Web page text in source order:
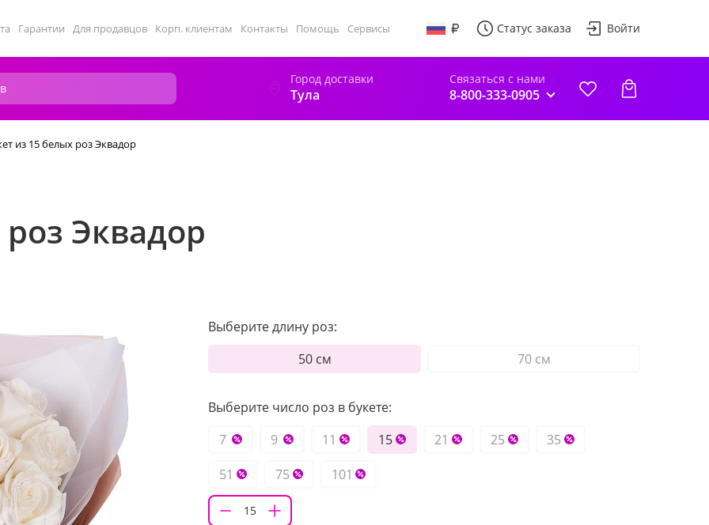
Гарантии Для продавцов Корп. клиентам Контакты Помощь Сервисы Статус заказа Войти
Город доставки
Тула
Связаться с нами
8-800-333-0905
из 15 белых роз Эквадор
Эквадор
Выберите длину роз:
50 см
70 см
Выберите число роз в букете:
7
9 11 15 21 25
35
51
75 101